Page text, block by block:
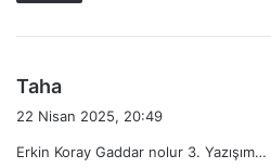
Taha
i
22 Nisan 2025, 20:49
Erkin Koray Gaddar nolur 3. Yazışım…